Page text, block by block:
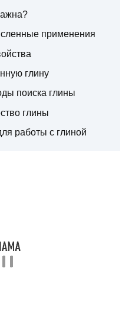
применения
глину
поиска глины
глины
работы с глиной